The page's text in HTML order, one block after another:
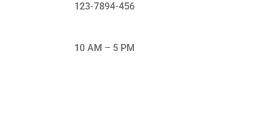
123-7894-456
10 AM – 5 PM